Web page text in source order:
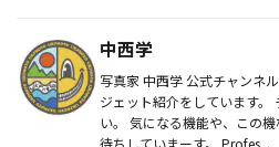
中西学
写真家 中西学 公式チャンネル 各メーカーのカメラの紹介やガ
ジェット紹介をしています。 チャンネル登録を是非してくださ
い。 気になる機能や、この機材を試して！など、リクエストお
待ちしていまーす。 Profes...